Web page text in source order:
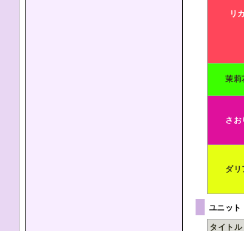
リカ
茉莉
さお
ダリ
ユニット
タイトル